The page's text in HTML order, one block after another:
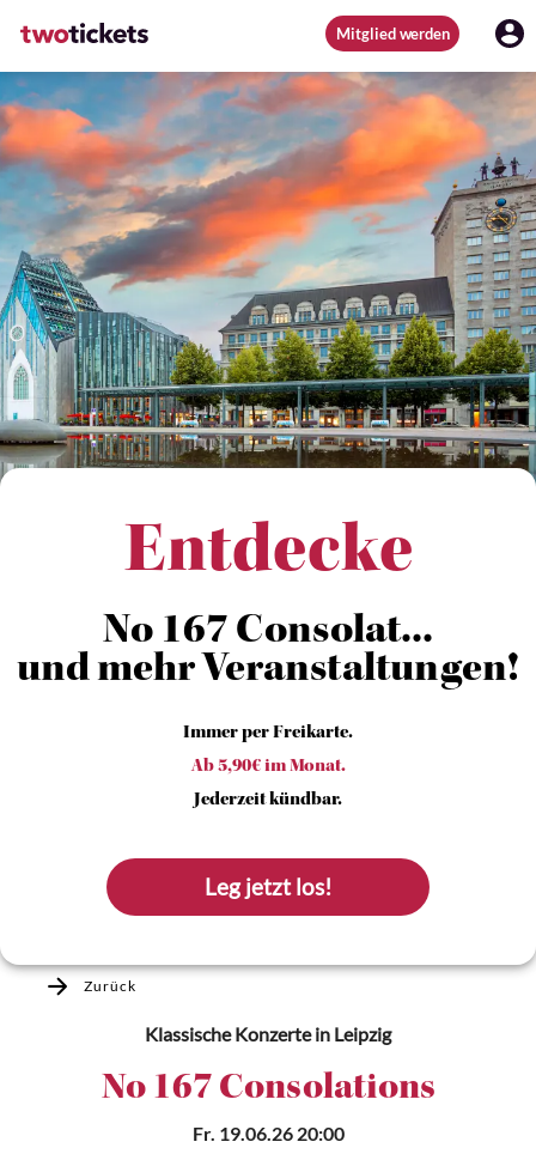
Mitglied werden
Entdecke
No 167 Consolat...
und mehr Veranstaltungen!
Immer per Freikarte.
Ab 5,90€ im Monat.
Jederzeit kündbar.
Leg jetzt los!
Zurück
Klassische Konzertein Leipzig
No 167 Consolations
Fr. 19.06.26 20:00